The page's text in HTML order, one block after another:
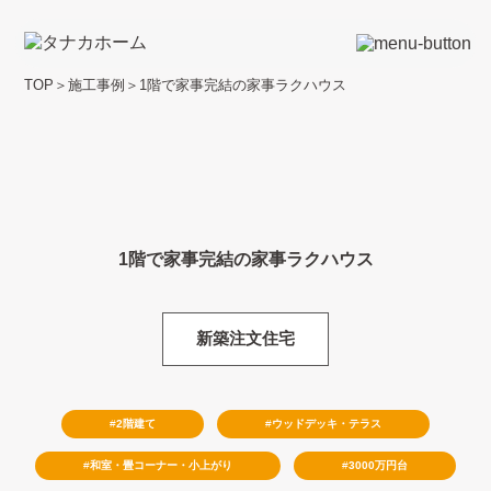
TOP ＞施工事例 ＞ 1階で家事完結の家事ラクハウス
1階で家事完結の家事ラクハウス
新築注文住宅
2階建て ウッドデッキ・テラス
和室・畳コーナー・小上がり 3000万円台